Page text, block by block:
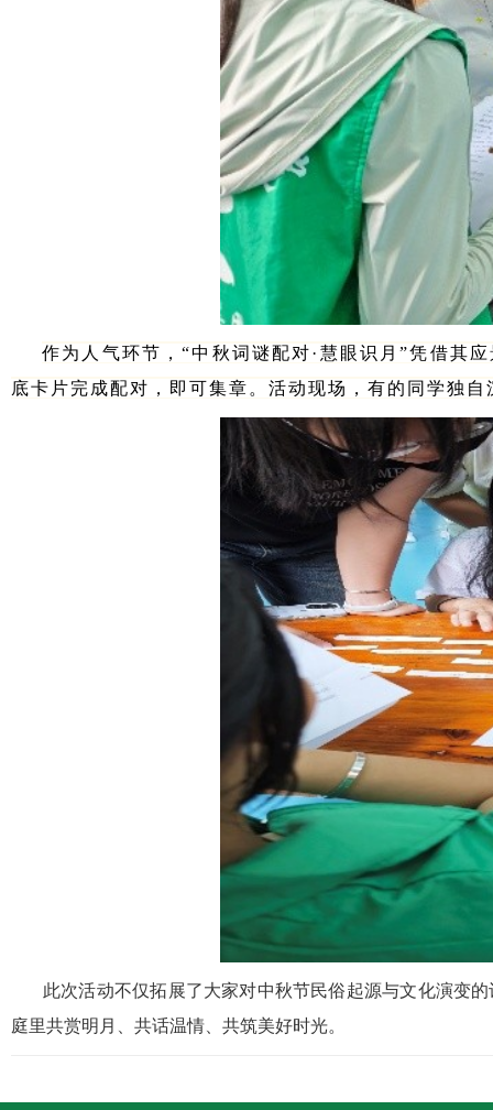
作为人气环节，“中秋词谜配对·慧眼识月”凭借其
底卡片完成配对，即可集章。活动现场，有的同学独
此次活动不仅拓展了大家对中秋节民俗起源与文化演变
庭里共赏明月、共话温情、共筑美好时光。